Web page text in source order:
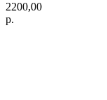
2200,00
р.